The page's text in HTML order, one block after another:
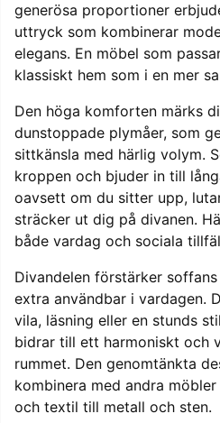
generösa proportioner
uttryck som kombinerar
elegans. En möbel som
klassiskt hem som i en mer
Den höga komforten märks
dunstoppade plymåer, som
sittkänsla med härlig volym.
kroppen och bjuder in till
oavsett om du sitter upp,
sträcker ut dig på divanen.
både vardag och sociala
Divandelen förstärker
extra användbar i vardagen.
vila, läsning eller en stunds
bidrar till ett harmoniskt och
rummet. Den genomtänkta
kombinera med andra
och textil till metall och sten.